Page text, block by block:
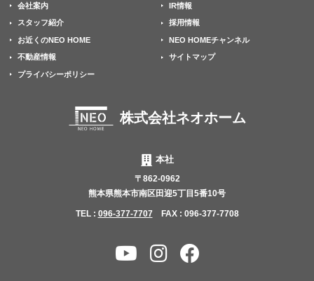
会社案内 IR情報
スタッフ紹介 採用情報
お近くのNEO HOME NEO HOMEチャンネル
不動産情報 サイトマップ
プライバシーポリシー
株式会社ネオホーム
本社
〒862-0962
熊本県熊本市南区田迎5丁目5番10号
TEL : 096-377-7707 FAX : 096-377-7708
YouTube
Instagram
Facebook